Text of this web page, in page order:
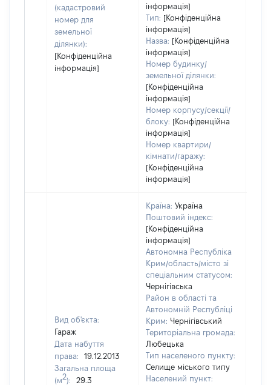
(кадастровий
номер для
земельної
ділянки):
[Конфіденційна
інформація]
інформація]
Тип: [Конфіденційна
інформація]
Назва: [Конфіденційна
інформація]
Номер будинку/
земельної ділянки:
[Конфіденційна
інформація]
Номер корпусу/секції/
блоку: [Конфіденційна
інформація]
Номер квартири/
кімнати/гаражу:
[Конфіденційна
інформація]
Вид об'єкта:
Гараж
Дата набуття
права:
19.12.2013
Загальна площа
(м2):
29.3
Країна: Україна
Поштовий індекс:
[Конфіденційна
інформація]
Автономна Республіка
Крим/область/місто зі
спеціальним статусом:
Чернігівська
Район в області та
Автономній Республіці
Крим: Чернігівський
Територіальна громада:
Любецька
Тип населеного пункту:
Селище міського типу
Населений пункт: